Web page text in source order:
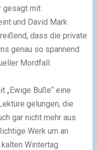
gesagt mit
und David Mark
dass die private
genau so spannend
Mordfall.
„Ewige Buße“ eine
gelungen, die
gar nicht mehr aus
Werk um an
Wintertag